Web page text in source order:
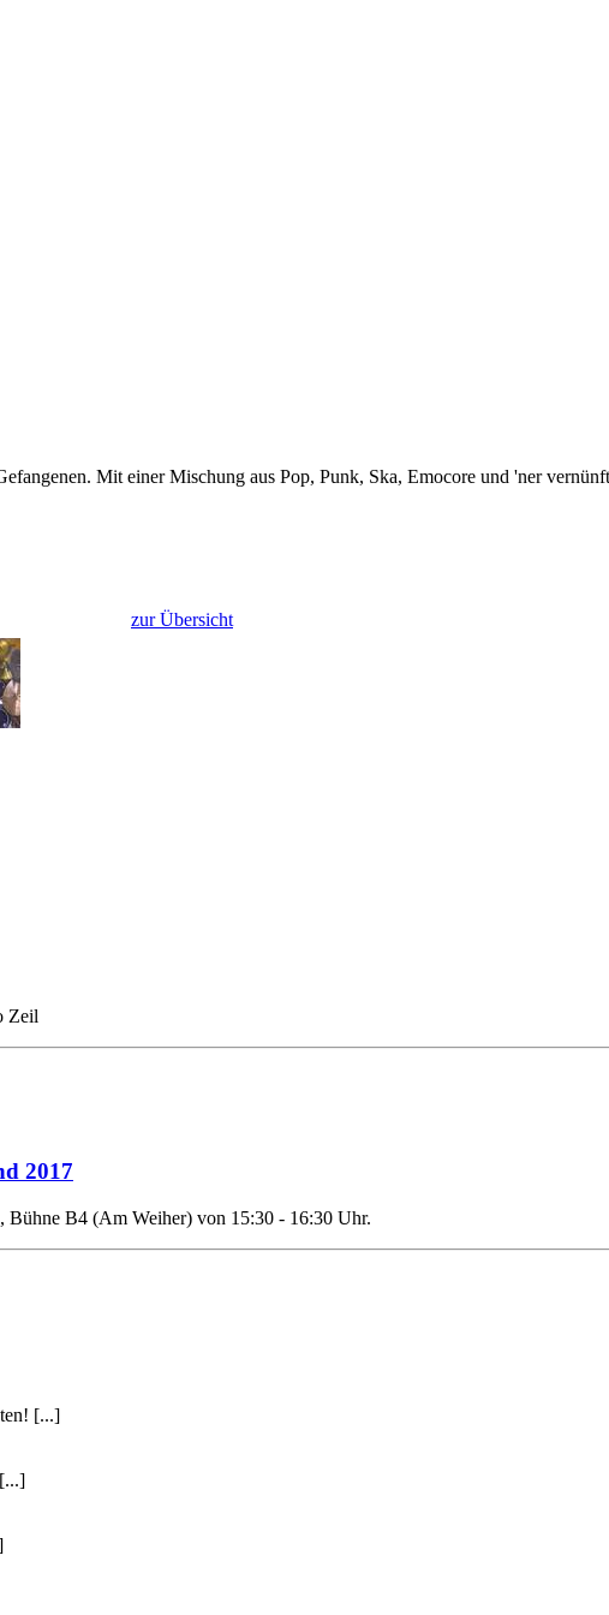
Mit einer Mischung aus Pop, Punk, Ska, Emocore und 'ner
zur Übersicht
Zeil
2017
Bühne B4 (Am Weiher) von 15:30 - 16:30 Uhr.
[...]